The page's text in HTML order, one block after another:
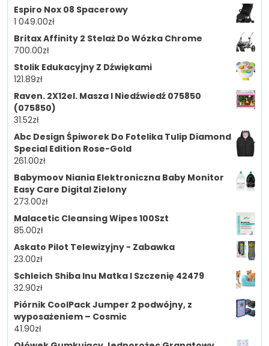
Espiro Nox 08 Spacerowy
1 049.00zł
Britax Affinity 2 Stelaż Do Wózka Chrome
700.00zł
Stolik Edukacyjny Z Dźwiękami
121.89zł
Raven. 2X12el. Masza I Niedźwiedź 075850
(075850)
31.52zł
Abc Design Śpiworek Do Fotelika Tulip Diamond
Special Edition Rose-Gold
261.00zł
Babymoov Niania Elektroniczna Baby Monitor
Easy Care Digital Zielony
273.00zł
Malacetic Cleansing Wipes 100Szt
85.00zł
Askato Pilot Telewizyjny - Zabawka
23.00zł
Schleich Shiba Inu Matka I Szczenię 42479
32.90zł
Piórnik CoolPack Jumper 2 podwójny, z
wyposażeniem – Cosmic
41.90zł